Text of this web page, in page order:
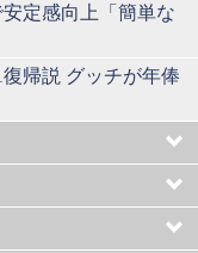
定感向上「簡単な
帰説 グッチが年俸